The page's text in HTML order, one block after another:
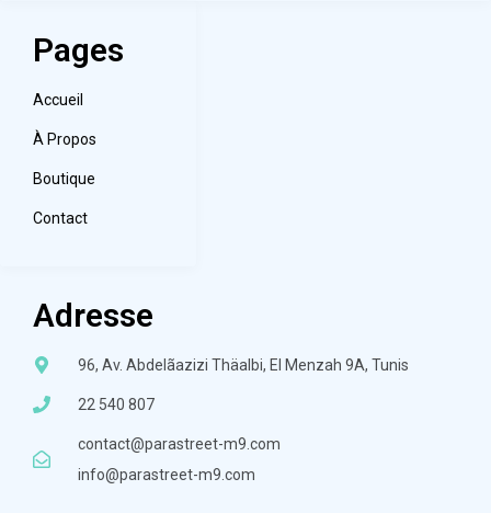
Pages
Accueil
À Propos
Boutique
Contact
Adresse
96, Av. Abdelãazizi Thäalbi, El Menzah 9A, Tunis
22 540 807
contact@parastreet-m9.com
info@parastreet-m9.com